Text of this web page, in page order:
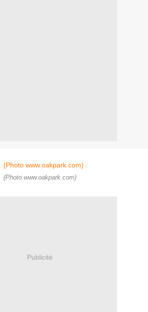
(Photo www.oakpark.com)
Publicité